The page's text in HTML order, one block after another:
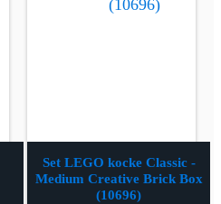
Set LEGO kocke Classic -
Medium Creative Brick Box
(10696)